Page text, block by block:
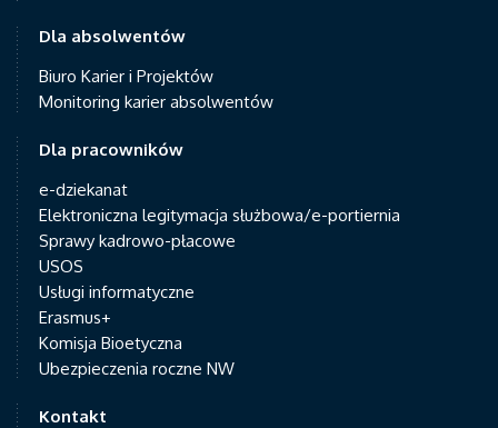
Dla absolwentów
Biuro Karier i Projektów
Monitoring karier absolwentów
Dla pracowników
e-dziekanat
Elektroniczna legitymacja służbowa/e-portiernia
Sprawy kadrowo-płacowe
USOS
Usługi informatyczne
Erasmus+
Komisja Bioetyczna
Ubezpieczenia roczne NW
Kontakt